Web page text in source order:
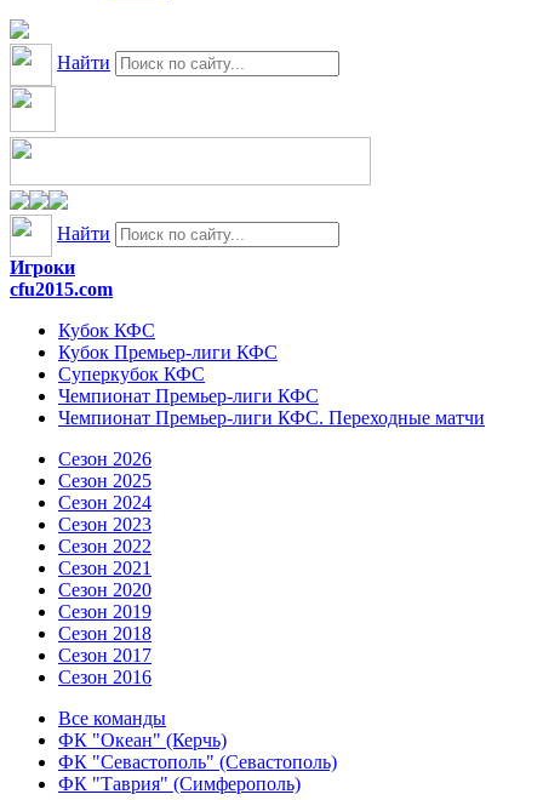
Найти
Найти
Игроки
cfu2015.com
Кубок КФС
Кубок Премьер-лиги КФС
Суперкубок КФС
Чемпионат Премьер-лиги КФС
Чемпионат Премьер-лиги КФС. Переходные матчи
Сезон 2026
Сезон 2025
Сезон 2024
Сезон 2023
Сезон 2022
Сезон 2021
Сезон 2020
Сезон 2019
Сезон 2018
Сезон 2017
Сезон 2016
Все команды
ФК "Океан" (Керчь)
ФК "Севастополь" (Севастополь)
ФК "Таврия" (Симферополь)